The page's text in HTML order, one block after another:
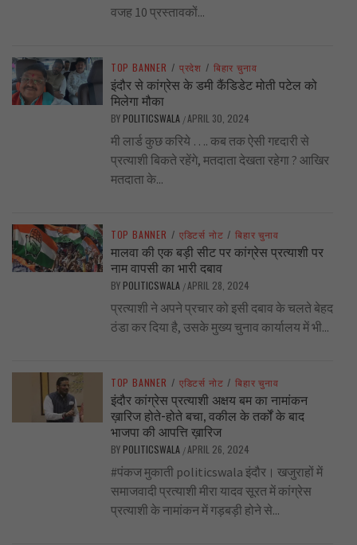
वजह 10 प्रस्तावकों...
TOP BANNER / प्रदेश / बिहार चुनाव
इंदौर से कांग्रेस के डमी कैंडिडेट मोती पटेल को
मिलेगा मौका
BY POLITICSWALA /APRIL 30, 2024
मी लार्ड कुछ करिये …. कब तक ऐसी गद्द्दारी से
प्रत्याशी बिकते रहेंगे, मतदाता देखता रहेगा ? आखिर
मतदाता के...
TOP BANNER / एडिटर्स नोट / बिहार चुनाव
मालवा की एक बड़ी सीट पर कांग्रेस प्रत्याशी पर
नाम वापसी का भारी दबाव
BY POLITICSWALA /APRIL 28, 2024
प्रत्याशी ने अपने प्रचार को इसी दबाव के चलते बेहद
ठंडा कर दिया है, उसके मुख्य चुनाव कार्यालय में भी...
TOP BANNER / एडिटर्स नोट / बिहार चुनाव
इंदौर कांग्रेस प्रत्याशी अक्षय बम का नामांकन
ख़ारिज होते-होते बचा, वकील के तर्कों के बाद
भाजपा की आपत्ति ख़ारिज
BY POLITICSWALA /APRIL 26, 2024
#पंकज मुकाती politicswala इंदौर। खजुराहों में
समाजवादी प्रत्याशी मीरा यादव सूरत में कांग्रेस
प्रत्याशी के नामांकन में गड़बड़ी होने से...